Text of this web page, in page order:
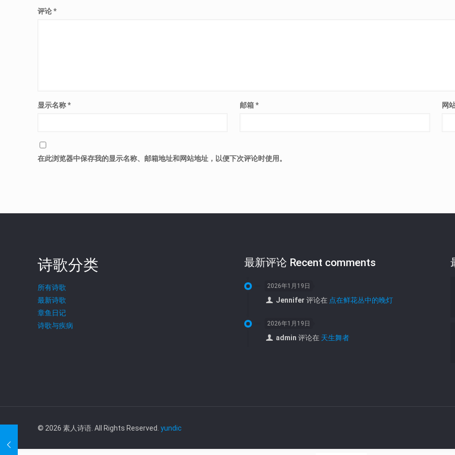
评论*
显示名称* 邮箱* 网
在此浏览器中保存我的显示名称、邮箱地址和网站地址，以便下次评论时使用。
诗歌分类
所有诗歌
最新诗歌
章鱼日记
诗歌与疾病
最新评论 Recent comments
2026年1月19日
Jennifer 评论在 点在鲜花丛中的晚灯
2026年1月19日
admin 评论在 天生舞者
© 2026 素人诗语. All Rights Reserved.yundic